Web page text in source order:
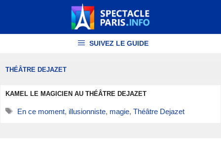
SUIVEZ LE GUIDE
THÉÂTRE DEJAZET
KAMEL LE MAGICIEN AU THÉÂTRE DEJAZET
Étiquettes
En ce moment, illusionniste, magie, Théâtre Dejazet